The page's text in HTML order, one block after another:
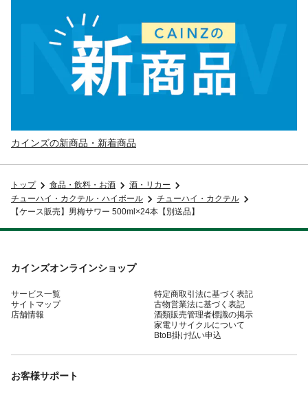
カインズの新商品・新着商品
トップ 食品・飲料・お酒
酒・リカー
チューハイ・カクテル・ハイボール
チューハイ・カクテル
【ケース販売】男梅サワー 500ml×24本【別送品】
カインズオンラインショップ
サービス一覧
サイトマップ
店舗情報
特定商取引法に基づく表記
古物営業法に基づく表記
酒類販売管理者標識の掲示
家電リサイクルについて
BtoB掛け払い申込
お客様サポート